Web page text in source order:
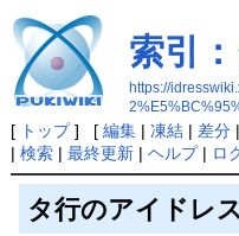
索引
https://
[ トップ] [ 編集| 凍結| 差分|
| 検索| 最終更新| ヘルプ| ロ
タ行のアイドレス